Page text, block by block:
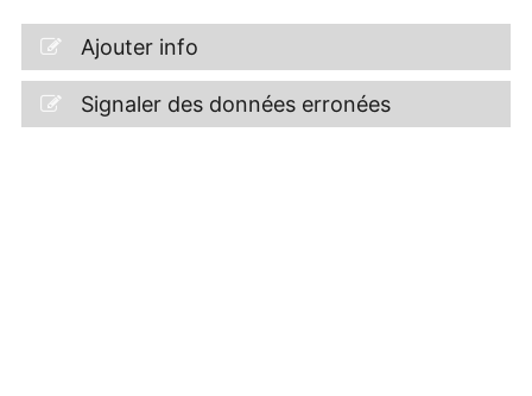
Ajouter info
Signaler des données erronées